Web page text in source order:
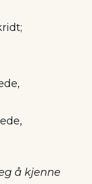
å kjenne